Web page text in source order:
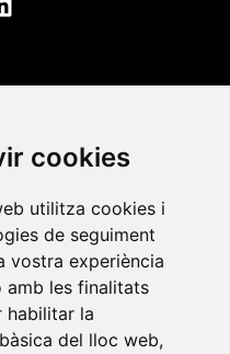
cookies
utilitza cookies i
de seguiment
vostra experiència
amb les finalitats
habilitar la
del lloc web,
n